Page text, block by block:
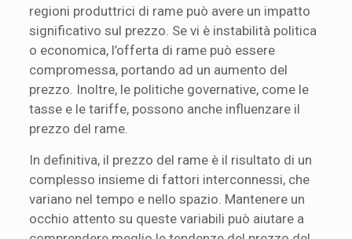
regioni produttrici di rame può avere un impatto
significativo sul prezzo. Se vi è instabilità politica
o economica, l’offerta di rame può essere
compromessa, portando ad un aumento del
prezzo. Inoltre, le politiche governative, come le
tasse e le tariffe, possono anche influenzare il
prezzo del rame.
In definitiva, il prezzo del rame è il risultato di un
complesso insieme di fattori interconnessi, che
variano nel tempo e nello spazio. Mantenere un
occhio attento su queste variabili può aiutare a